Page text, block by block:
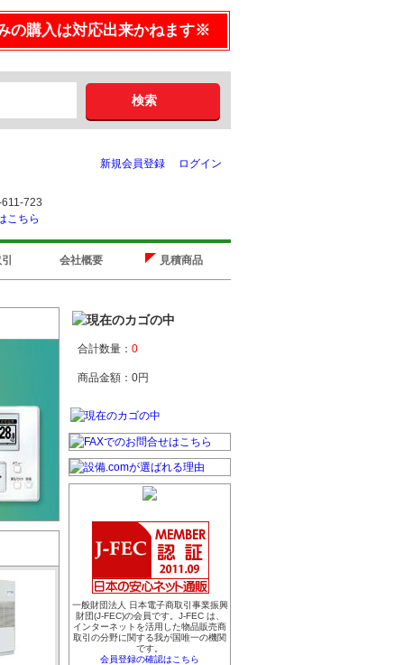
の購入は対応出来かねます※
ログイン
新規会員登録
会社概要 見積商品
合計数量： 0
商品金額： 0円
一般財団法人 日本電子商取引事業振興
財団(J-FEC)の会員です。J-FEC は、
インターネットを活用した物品販売商
取引の分野に関する我が国唯一の機関
です。
会員登録の確認はこちら